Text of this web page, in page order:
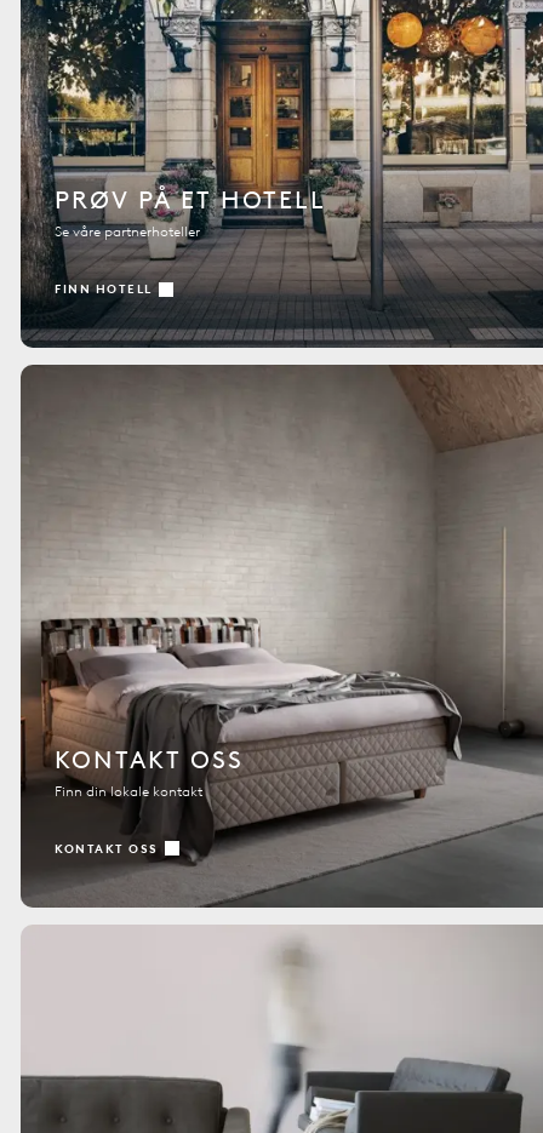
PRØV PÅ ET HOTELL
Se våre partnerhoteller
FINN HOTELL
KONTAKT OSS
Finn din lokale kontakt
KONTAKT OSS